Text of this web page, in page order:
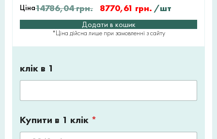
Ціна14786,04грн. 8770,61 грн. /шт
Додати в кошик
*Ціна дійсна лише при замовленні з сайту
клік в 1
Купити в 1 клік *